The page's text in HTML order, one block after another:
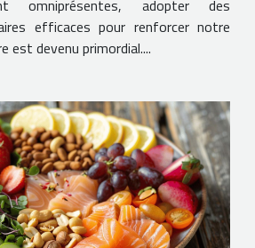
omniprésentes, adopter des
efficaces pour renforcer notre
est devenu primordial....